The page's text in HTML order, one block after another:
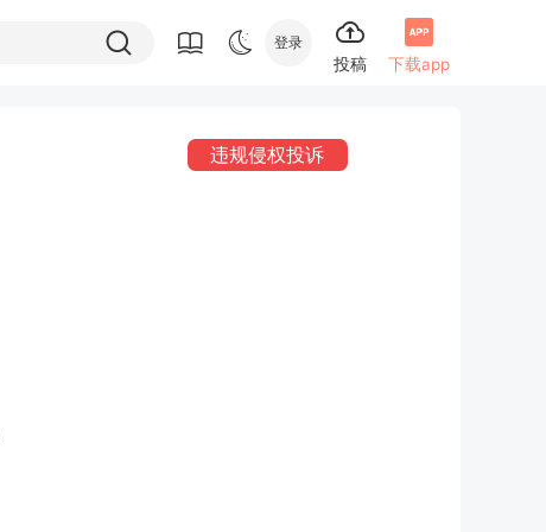
登录
投稿 下载app
违规侵权投诉